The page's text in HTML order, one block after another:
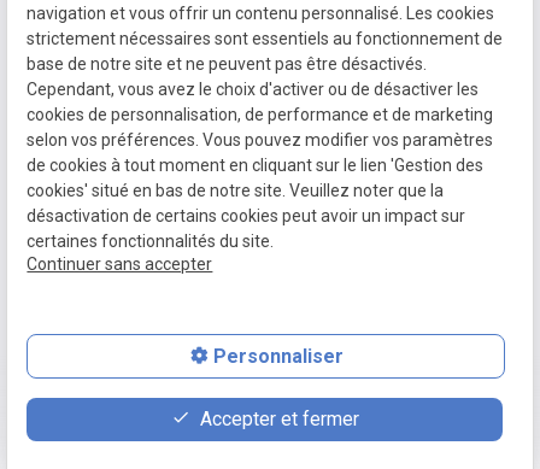
05.82.88.40.91
Mentions légales
Politique de confidentialité
Plan du site
Gestion des cookies
SIRET :
place
Plan d'accès
contact_page
Contact
phone
05.82.88.40.91
navigation et vous offrir un contenu personnalisé. Les cookies
strictement nécessaires sont essentiels au fonctionnement de
base de notre site et ne peuvent pas être désactivés.
Cependant, vous avez le choix d'activer ou de désactiver les
cookies de personnalisation, de performance et de marketing
selon vos préférences. Vous pouvez modifier vos paramètres
de cookies à tout moment en cliquant sur le lien 'Gestion des
cookies' situé en bas de notre site. Veuillez noter que la
désactivation de certains cookies peut avoir un impact sur
certaines fonctionnalités du site.
Continuer sans accepter
Personnaliser
Accepter et fermer